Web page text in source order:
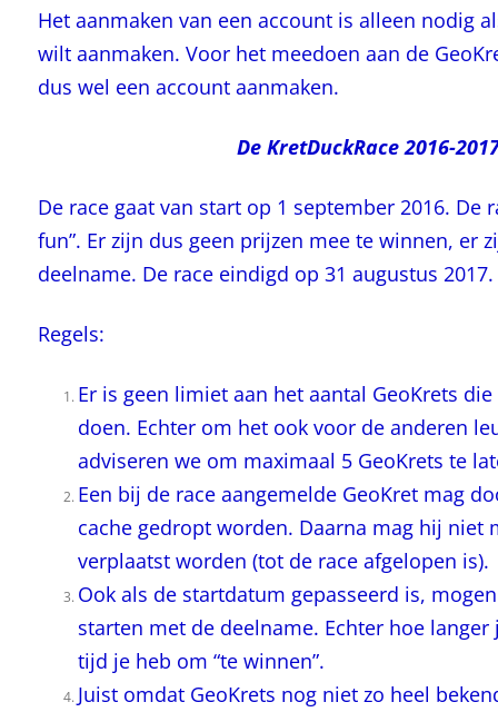
Het aanmaken van een account is alleen nodig
wilt aanmaken. Voor het meedoen aan de
dus wel een account aanmaken.
De KretDuckRace 2016-
De race gaat van start op 1 september 2016. De
fun”. Er zijn dus geen prijzen mee te winnen, er
deelname. De race eindigd op 31 augustus 2017.
Regels:
Er is geen limiet aan het aantal GeoKrets
doen. Echter om het ook voor de anderen
adviseren we om maximaal 5 GeoKrets te
Een bij de race aangemelde GeoKret mag
cache gedropt worden. Daarna mag hij niet
verplaatst worden (tot de race afgelopen is).
Ook als de startdatum gepasseerd is,
starten met de deelname. Echter hoe
tijd je heb om “te winnen”.
Juist omdat GeoKrets nog niet zo heel